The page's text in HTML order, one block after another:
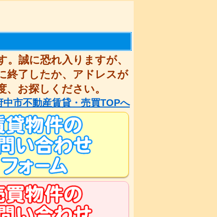
誠に恐れ入りますが、
終了したか、アドレスが
お探しください。
中市不動産賃貸・売買TOPへ